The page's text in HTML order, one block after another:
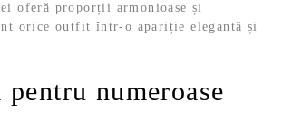
oferă proporții armonioase și
orice outfit într-o apariție elegantă și
numeroase